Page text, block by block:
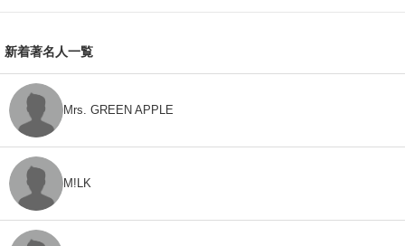
新着著名人一覧
Mrs. GREEN APPLE
M!LK